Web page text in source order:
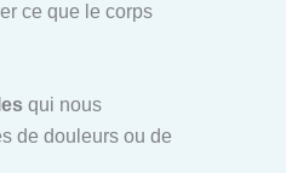
ce que le corps
qui nous
de douleurs ou de